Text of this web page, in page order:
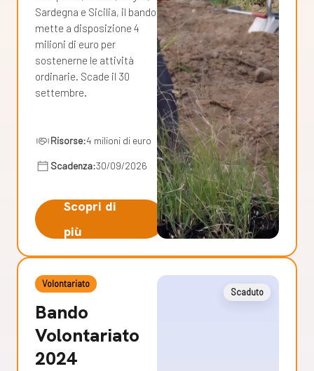
Sardegna e Sicilia, il bando
mette a disposizione 4
milioni di euro per
sostenerne le attività
ordinarie. Scade il 30
settembre.
Risorse:4 milioni di euro
Scadenza:30/09/2026
Scopri di
più
Volontariato
Bando
Volontariato
2024
Scaduto